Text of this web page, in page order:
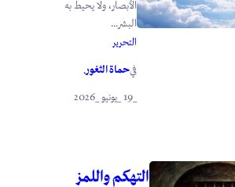
الأبصار، ولا يحيط به
البشر...
التحرير
فيحماة الثغور.
التهكم واللمز